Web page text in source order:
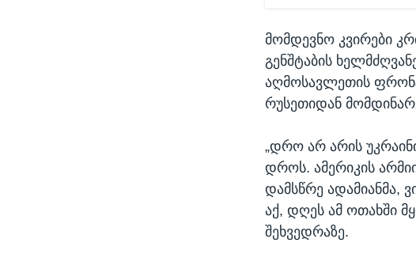
მომდევნო კვირები
გენშტაბის
აღმოსავლეთის
რუსეთიდან
„დრო არ არის
დროს. ამერიკის
დამსწრე ადამიანმა,
აქ, დღეს ამ ოთახში
შეხვედრაზე.